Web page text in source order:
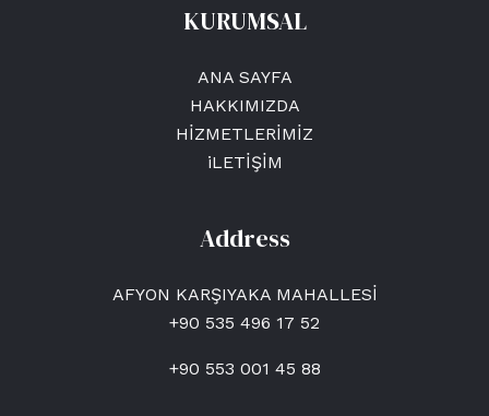
KURUMSAL
ANA SAYFA
HAKKIMIZDA
HİZMETLERİMİZ
iLETİŞİM
Address
AFYON KARŞIYAKA MAHALLESİ
+90 535 496 17 52
+90 553 001 45 88